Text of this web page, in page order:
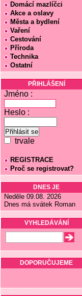
Domácí mazlíčci
Akce a oslavy
Města a bydlení
Vaření
Cestování
Příroda
Technika
Ostatní
PŘIHLÁŠENÍ
Jméno :
Heslo :
trvale
REGISTRACE
Proč se registrovat?
DNES JE
Neděle 09.08. 2026
Dnes má svátek Roman
VYHLEDÁVÁNÍ
DOPORUČUJEME